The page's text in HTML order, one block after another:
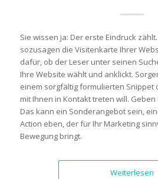
Sie wissen ja: Der erste Eindruck
sozusagen die Visitenkarte Ihrer
dafür, ob der Leser unter seinen
Ihre Website wählt und anklickt.
einem sorgfältig formulierten Snippet
mit Ihnen in Kontakt treten will.
Das kann ein Sonderangebot sein,
Action eben, der für Ihr Marketing
Bewegung bringt.
Weiterlesen